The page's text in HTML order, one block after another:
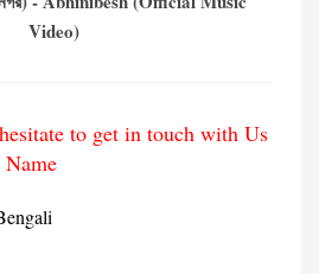
Video)
to get in touch with Us